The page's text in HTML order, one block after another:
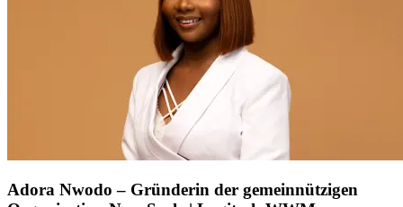
Adora Nwodo – Gründerin der gemeinnützigen